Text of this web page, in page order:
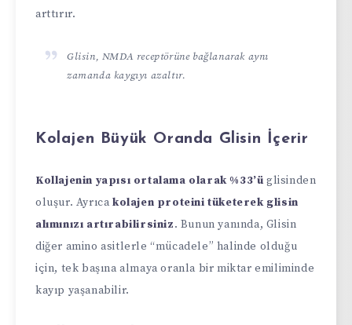
arttırır.
Glisin, NMDA receptörüne bağlanarak aynı
zamanda kaygıyı azaltır.
Kolajen Büyük Oranda Glisin İçerir
Kollajenin yapısı ortalama olarak %33’ü glisinden
oluşur. Ayrıca kolajen proteini tüketerek glisin
alımınızı artırabilirsiniz. Bunun yanında, Glisin
diğer amino asitlerle “mücadele” halinde olduğu
için, tek başına almaya oranla bir miktar emiliminde
kayıp yaşanabilir.